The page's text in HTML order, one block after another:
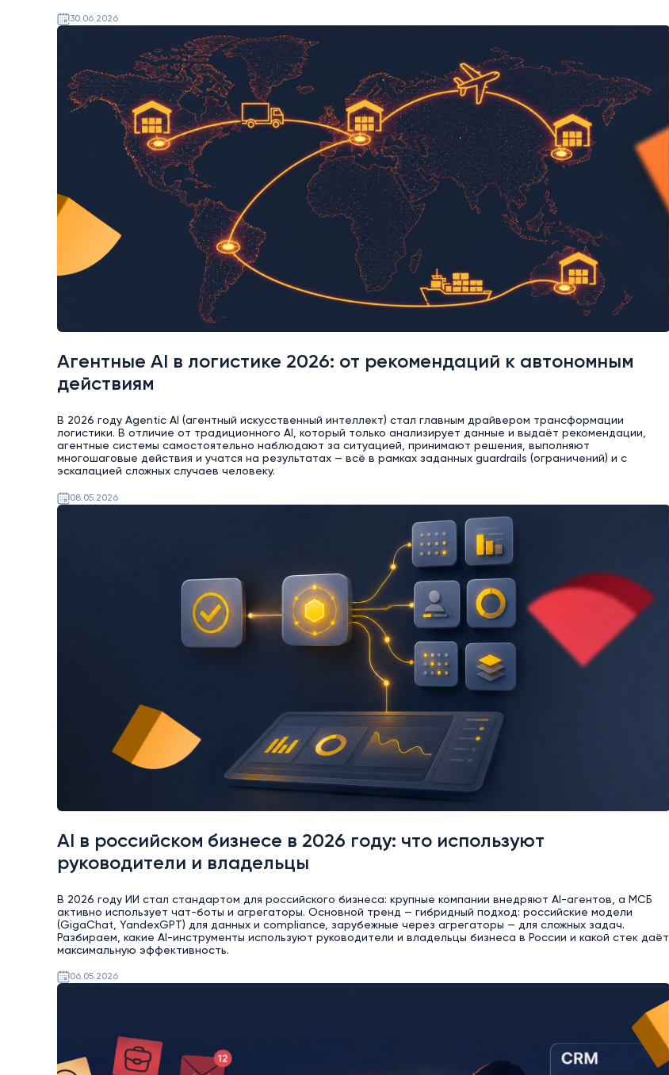
30.06.2026
Агентные AI в логистике 2026: от рекомендаций к автономным
действиям
В 2026 году Agentic AI (агентный искусственный интеллект) стал главным драйвером трансформации
логистики. В отличие от традиционного AI, который только анализирует данные и выдаёт рекомендации,
агентные системы самостоятельно наблюдают за ситуацией, принимают решения, выполняют
многошаговые действия и учатся на результатах — всё в рамках заданных guardrails (ограничений) и с
эскалацией сложных случаев человеку.
08.05.2026
AI в российском бизнесе в 2026 году: что используют
руководители и владельцы
В 2026 году ИИ стал стандартом для российского бизнеса: крупные компании внедряют AI-агентов, а МСБ
активно использует чат-боты и агрегаторы. Основной тренд — гибридный подход: российские модели
(GigaChat, YandexGPT) для данных и compliance, зарубежные через агрегаторы — для сложных задач.
Разбираем, какие AI-инструменты используют руководители и владельцы бизнеса в России и какой стек даёт
максимальную эффективность.
06.05.2026